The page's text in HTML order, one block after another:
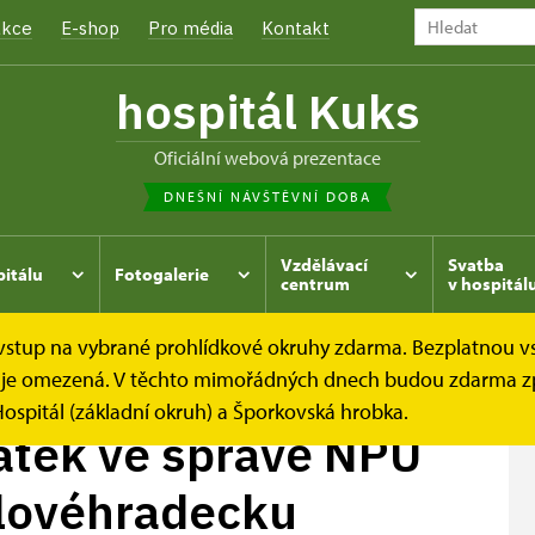
E-shop Pro média Kontakt
hospitál Kuks
oficiální webová prezentace
DNEŠNÍ NÁVŠTĚVNÍ DOBA
Fotogalerie
Vzdělávací
centrum
Svatba
v
na vybrané prohlídkové okruhy zdarma. Bezplatnou
omezená. V těchto mimořádných dnech budou zdarma
(základní okruh) a Šporkovská hrobka.
ve správě...
ve správě NPÚ